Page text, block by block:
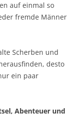
auf einmal so
fremde Männer
Scherben und
desto
ein paar
Abenteuer und